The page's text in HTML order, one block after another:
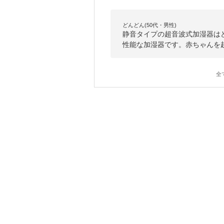
どんどん(50代・男性)
静音タイプの超音波式加湿器
性能な加湿器です。赤ちゃん
全